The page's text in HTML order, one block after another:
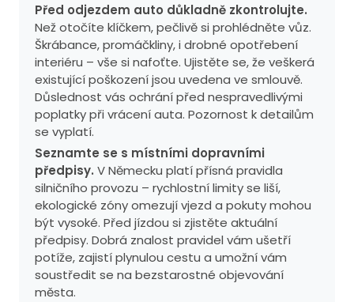
Před odjezdem auto důkladně zkontrolujte.
Než otočíte klíčkem, pečlivě si prohlédněte vůz.
Škrábance, promáčkliny, i drobné opotřebení
interiéru – vše si nafoťte. Ujistěte se, že veškerá
existující poškození jsou uvedena ve smlouvě.
Důslednost vás ochrání před nespravedlivými
poplatky při vrácení auta. Pozornost k detailům
se vyplatí.
Seznamte se s místními dopravními
předpisy. V Německu platí přísná pravidla
silničního provozu – rychlostní limity se liší,
ekologické zóny omezují vjezd a pokuty mohou
být vysoké. Před jízdou si zjistěte aktuální
předpisy. Dobrá znalost pravidel vám ušetří
potíže, zajistí plynulou cestu a umožní vám
soustředit se na bezstarostné objevování
města.